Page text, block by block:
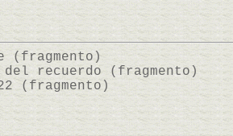
(fragmento)
del recuerdo (fragmento)
(fragmento)